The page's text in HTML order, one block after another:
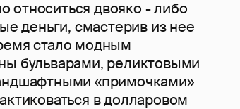
двояко - либо
деньги, смастерив из нее
стало модным
бульварами, реликтовыми
«примочками»
в долларовом